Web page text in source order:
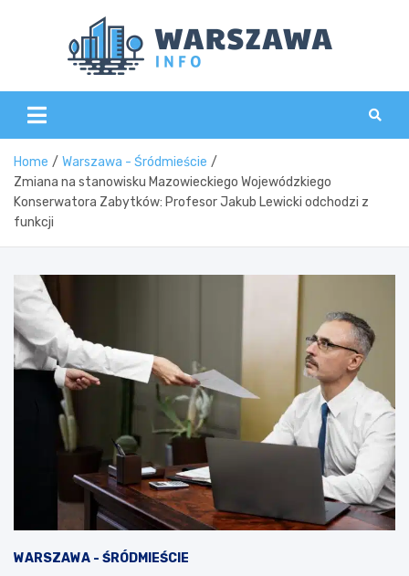
Home
Warszawa - Śródmieście
Zmiana na stanowisku Mazowieckiego Wojewódzkiego
Konserwatora Zabytków: Profesor Jakub Lewicki odchodzi z
funkcji
WARSZAWA - ŚRÓDMIEŚCIE